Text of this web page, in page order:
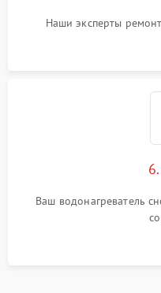
Наши эксперты
Ваш водонагреватель